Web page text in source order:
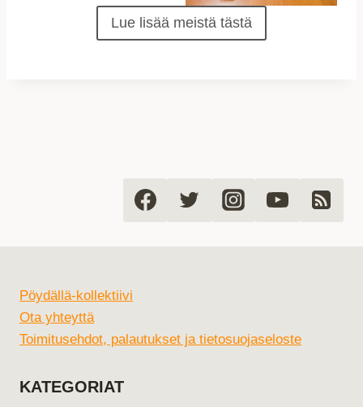
Lue lisää meistä tästä
Pöydällä-kollektiivi
Ota yhteyttä
Toimitusehdot, palautukset ja tietosuojaseloste
KATEGORIAT